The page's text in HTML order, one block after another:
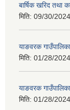
बार्षिक खरिद तथा
मिति: 09/30/
याङवरक
मिति: 01/28/
याङवरक
मिति: 01/28/